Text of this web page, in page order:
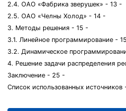
2.4. ОАО «Фабрика зверушек» - 13 -
2.5. ОАО «Челны Холод» - 14 -
3. Методы решения - 15 -
3.1. Линейное программирование -
3.2. Динамическое
4. Решение задачи распределения
Заключение - 25 -
Список использованных источников